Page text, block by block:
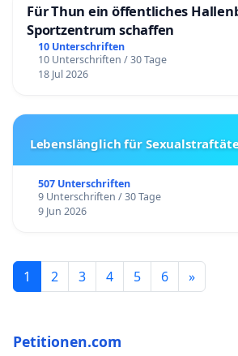
Für Thun ein öffentliches
Sportzentrum schaffen
10 Unterschriften
10 Unterschriften / 30 Tage
18 Jul 2026
Lebenslänglich für
507 Unterschriften
9 Unterschriften / 30 Tage
9 Jun 2026
1 2 3 4 5 6 »
Petitionen.com